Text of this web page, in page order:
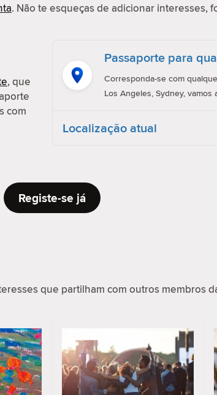
. Não te esqueças de adicionar interesses,
, que
com
Passaporte para
Corresponda-se com
Los Angeles, Sydney, vamos
Localização atual
Registe-se já
que partilham com outros membros